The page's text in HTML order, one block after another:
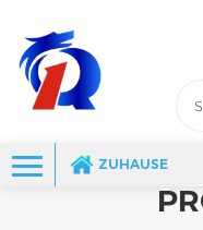
ZUHAUSE